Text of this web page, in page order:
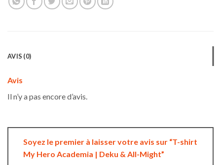
AVIS (0)
Avis
Il n’y a pas encore d’avis.
Soyez le premier à laisser votre avis sur “T-shirt
My Hero Academia | Deku & All-Might”